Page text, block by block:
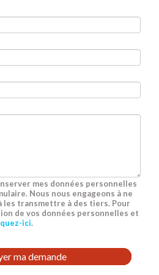
mes données personnelles
Nous nous engageons à ne
les transmettre à des tiers. Pour
de vos données personnelles et
ici.
ma demande